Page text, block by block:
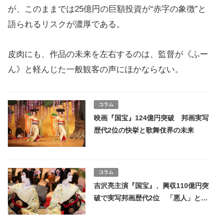
が、このままでは25億円の巨額投資が“赤字の象徴”と
語られるリスクが濃厚である。
皮肉にも、作品の未来を左右するのは、監督が《ふー
ん》と軽んじた一般観客の声にほかならない。
コラム
映画『国宝』124億円突破 邦画実写
歴代2位の快挙と歌舞伎界の未来
コラム
吉沢亮主演『国宝』、興収110億円突
破で実写邦画歴代2位 「悪人」との